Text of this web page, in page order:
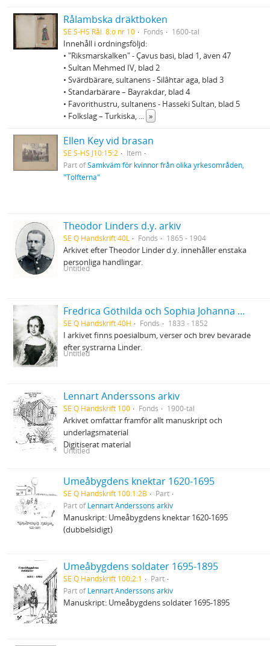
Rålambska dräktboken
SE S-HS Rål. 8:o nr 10 Fonds 1600-tal
Innehåll i ordningsföljd:
• "Riksmarskalken" - Çavus basi, blad 1, även 47
• Sultan Mehmed IV, blad 2
• Svärdbärare, sultanens - Silâhtar aga, blad 3
• Standarbärare – Bayrakdar, blad 4
• Favorithustru, sultanens - Hasseki Sultan, blad 5
• Folkslag – Turkiska, ... »
Ellen Key vid brasan
SE S-HS J10:15:2
Item
Part ofSamkväm för kvinnor från olika yrkesområden,
"Tolfterna"
Theodor Linders d.y. arkiv
SE Q Handskrift 40L Fonds 1865 - 1904
Arkivet efter Theodor Linder d.y. innehåller enstaka
personliga handlingar.
Untitled
Fredrica Göthilda och Sophia Johanna Linders arkiv
SE Q Handskrift 40H Fonds 1833 - 1852
I arkivet finns poesialbum, verser och brev bevarade
efter systrarna Linder.
Untitled
Lennart Anderssons arkiv
SE Q Handskrift 100 Fonds 1900-tal
Arkivet omfattar framför allt manuskript och
underlagsmaterial
Digitiserat material
Untitled
Umeåbygdens knektar 1620-1695
SE Q Handskrift 100:1:2B
Part
Part ofLennart Anderssons arkiv
Manuskript: Umeåbygdens knektar 1620-1695
(dubbelsidigt)
Umeåbygdens soldater 1695-1895
SE Q Handskrift 100:2:1
Part
Part ofLennart Anderssons arkiv
Manuskript: Umeåbygdens soldater 1695-1895